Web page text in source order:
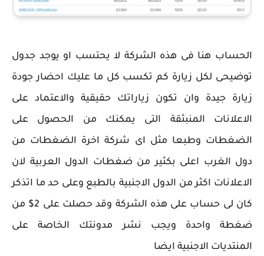
الحساب هنا فى هذه الشركة لا يحتسب او يوجد جدول
توضيحى لكل زيارة كم تكسب كل ما عليك احضار جودة
زيارة جيدة وان تكون زياراتك حقيقية والاعتماد على
الاعلانات المنبثقة التى يمكنك من الحصول على
الضغطات وطبعا مثل اى شركة اخرة الضغطات من
دول الغرب اعلى بكثير من ضغطات الدول العربية لان
الاعلانات اكثر من الدول الاجنبية بالطبع وعلى حد ما اتذكر
كان لى حساب على هذه الشركة وقد حصلت على 2$ من
ضغطة واحدة ويجب نشر مدونتك الخاصة على
المنتديات الاجنبية ايضا